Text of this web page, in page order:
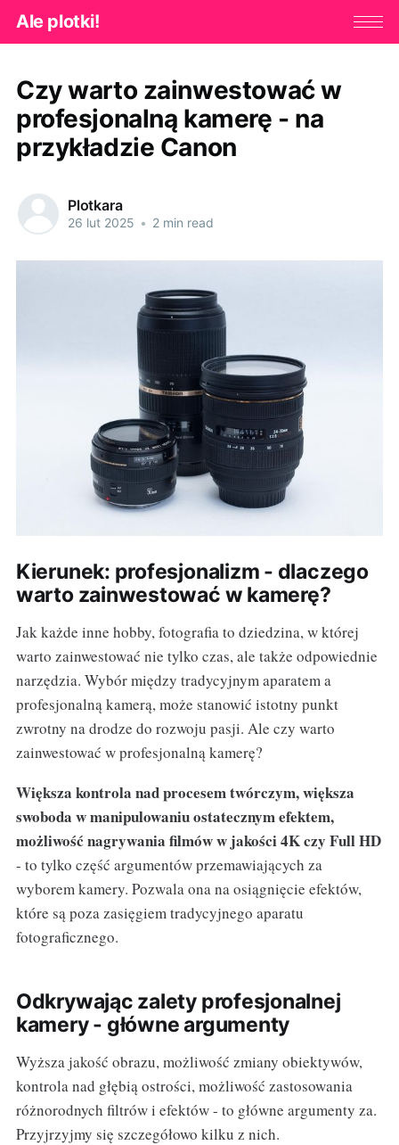
Ale plotki!
Czy warto zainwestować w
profesjonalną kamerę - na
przykładzie Canon
Plotkara
26 lut 2025 • 2 min read
Kierunek: profesjonalizm - dlaczego
warto zainwestować w kamerę?
Jak każde inne hobby, fotografia to dziedzina, w której
warto zainwestować nie tylko czas, ale także odpowiednie
narzędzia. Wybór między tradycyjnym aparatem a
profesjonalną kamerą, może stanowić istotny punkt
zwrotny na drodze do rozwoju pasji. Ale czy warto
zainwestować w profesjonalną kamerę?
Większa kontrola nad procesem twórczym, większa
swoboda w manipulowaniu ostatecznym efektem,
możliwość nagrywania filmów w jakości 4K czy Full HD
- to tylko część argumentów przemawiających za
wyborem kamery. Pozwala ona na osiągnięcie efektów,
które są poza zasięgiem tradycyjnego aparatu
fotograficznego.
Odkrywając zalety profesjonalnej
kamery - główne argumenty
Wyższa jakość obrazu, możliwość zmiany obiektywów,
kontrola nad głębią ostrości, możliwość zastosowania
różnorodnych filtrów i efektów - to główne argumenty za.
Przyjrzyjmy się szczegółowo kilku z nich.